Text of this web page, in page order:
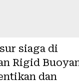
siaga di
Rigid
dan